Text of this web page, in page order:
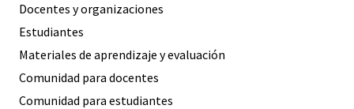
Docentes y organizaciones
Estudiantes
Materiales de aprendizaje y evaluación
Comunidad para docentes
Comunidad para estudiantes